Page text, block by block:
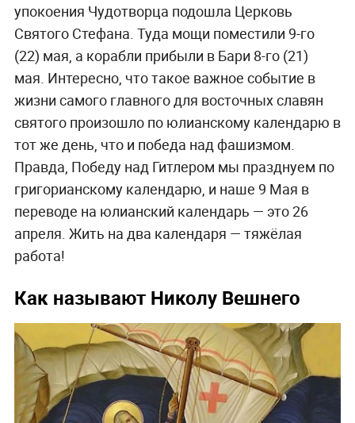
упокоения Чудотворца подошла Церковь
Святого Стефана. Туда мощи поместили 9-го
(22) мая, а корабли прибыли в Бари 8-го (21)
мая. Интересно, что такое важное событие в
жизни самого главного для восточных славян
святого произошло по юлианскому календарю в
тот же день, что и победа над фашизмом.
Правда, Победу над Гитлером мы празднуем по
григорианскому календарю, и наше 9 Мая в
переводе на юлианский календарь — это 26
апреля. Жить на два календаря — тяжёлая
работа!
Как называют Николу Вешнего